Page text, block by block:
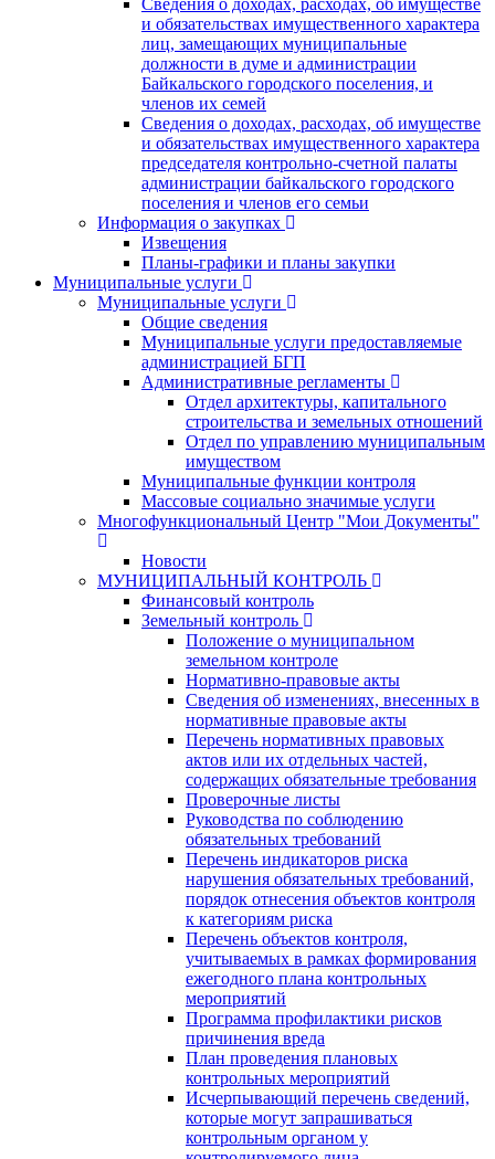
и обязательствах имущественного характера
лиц, замещающих муниципальные
должности в думе и администрации
Байкальского городского поселения, и
членов их семей
Сведения о доходах, расходах, об имуществе
и обязательствах имущественного характера
председателя контрольно-счетной палаты
администрации байкальского городского
поселения и членов его семьи
Информация о закупках
Извещения
Планы-графики и планы закупки
Муниципальные услуги
Муниципальные услуги
Общие сведения
Муниципальные услуги предоставляемые
администрацией БГП
Административные регламенты
Отдел архитектуры, капитального
строительства и земельных отношений
Отдел по управлению муниципальным
имуществом
Муниципальные функции контроля
Массовые социально значимые услуги
Многофункциональный Центр "Мои Документы"
Новости
МУНИЦИПАЛЬНЫЙ КОНТРОЛЬ
Финансовый контроль
Земельный контроль
Положение о муниципальном
земельном контроле
Нормативно-правовые акты
Сведения об изменениях, внесенных в
нормативные правовые акты
Перечень нормативных правовых
актов или их отдельных частей,
содержащих обязательные требования
Проверочные листы
Руководства по соблюдению
обязательных требований
Перечень индикаторов риска
нарушения обязательных требований,
порядок отнесения объектов контроля
к категориям риска
Перечень объектов контроля,
учитываемых в рамках формирования
ежегодного плана контрольных
мероприятий
Программа профилактики рисков
причинения вреда
План проведения плановых
контрольных мероприятий
Исчерпывающий перечень сведений,
которые могут запрашиваться
контрольным органом у